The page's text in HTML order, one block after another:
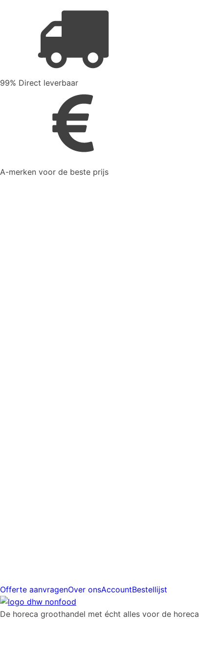
99% Direct leverbaar
A-merken voor de beste prijs
Offerte aanvragenOver onsAccountBestellijst
De horeca groothandel met écht alles voor de horeca